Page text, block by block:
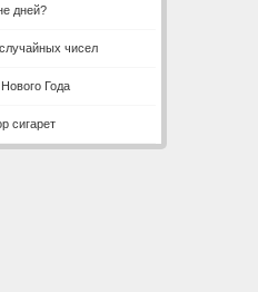
дней?
чисел
Года
сигарет